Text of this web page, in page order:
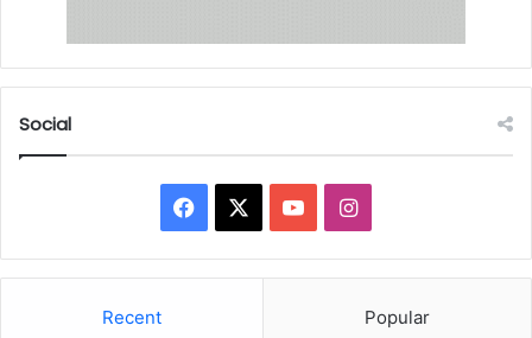
Social
Facebook YouTubeInstagram
Recent Popular